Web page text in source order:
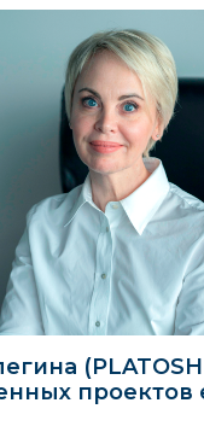
проектов